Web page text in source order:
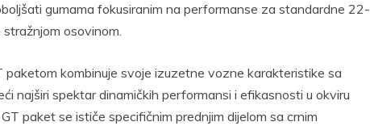
gumama fokusiranim na performanse za standardne 22-
osovinom.
kombinuje svoje izuzetne vozne karakteristike sa
najširi spektar dinamičkih performansi i efikasnosti u okviru
paket se ističe specifičnim prednjim dijelom sa crnim